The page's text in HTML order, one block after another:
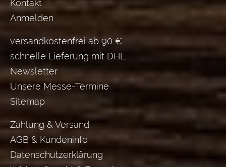
Kontakt
Anmelden
versandkostenfrei ab 90 €
schnelle Lieferung mit DHL
Newsletter
Unsere Messe-Termine
Sitemap
Zahlung & Versand
AGB & Kundeninfo
Datenschutzerklärung